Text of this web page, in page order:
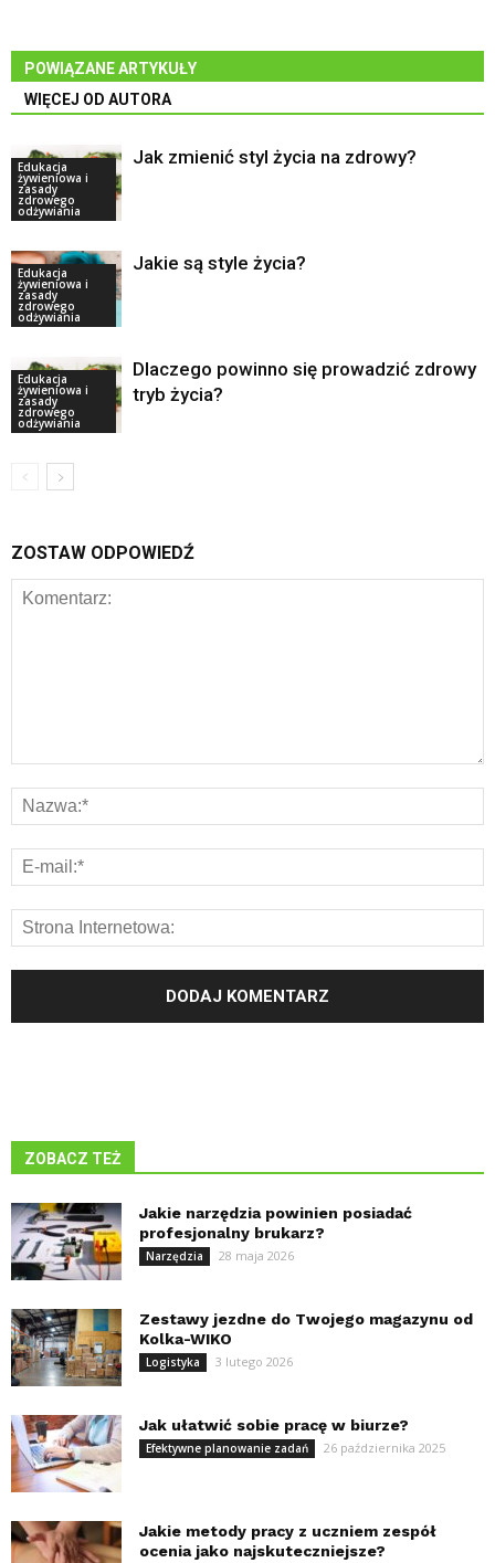
POWIĄZANE ARTYKUŁY
WIĘCEJ OD AUTORA
Edukacja
żywieniowa i
zasady
zdrowego
odżywiania
Jak zmienić styl życia na zdrowy?
Edukacja
żywieniowa i
zasady
zdrowego
odżywiania
Jakie są style życia?
Edukacja
żywieniowa i
zasady
zdrowego
odżywiania
Dlaczego powinno się prowadzić zdrowy
tryb życia?
ZOSTAW ODPOWIEDŹ
ZOBACZ TEŻ
Jakie narzędzia powinien posiadać
profesjonalny brukarz?
Narzędzia 28 maja 2026
Zestawy jezdne do Twojego magazynu od
Kolka-WIKO
Logistyka 3 lutego 2026
Jak ułatwić sobie pracę w biurze?
Efektywne planowanie zadań 26 października 2025
Jakie metody pracy z uczniem zespół
ocenia jako najskuteczniejsze?